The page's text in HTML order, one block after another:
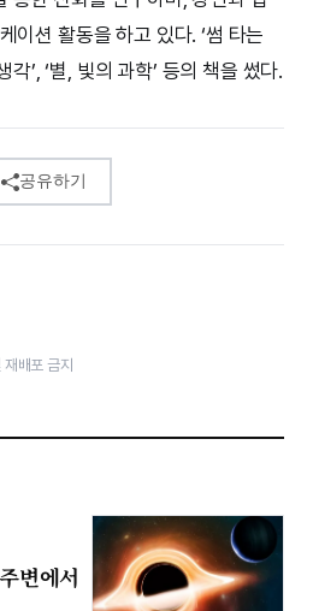
이션 활동을 하고 있다. ‘썸 타는
각’, ‘별, 빛의 과학’ 등의 책을 썼다.
공유하기
배포 금지
변에서